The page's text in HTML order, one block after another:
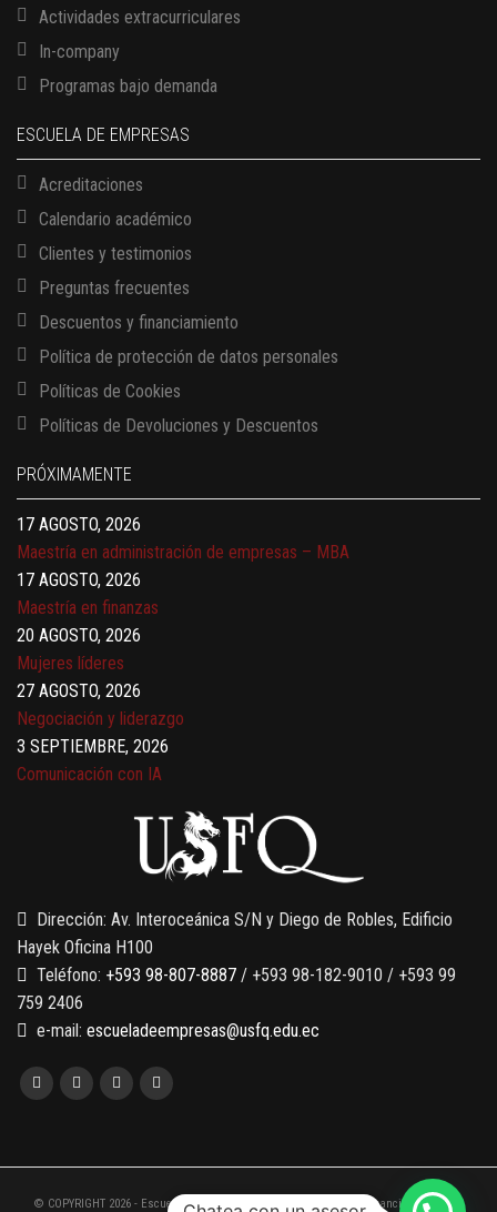
Actividades extracurriculares
In-company
Programas bajo demanda
ESCUELA DE EMPRESAS
Acreditaciones
Calendario académico
Clientes y testimonios
Preguntas frecuentes
Descuentos y financiamiento
Política de protección de datos personales
Políticas de Cookies
Políticas de Devoluciones y Descuentos
PRÓXIMAMENTE
13 AGOSTO, 2026
Finanzas para no financieros
Gerencia de empresas familiares
17 AGOSTO, 2026
Maestría en administración de empresas – MBA
17 AGOSTO, 2026
Maestría en finanzas
20 AGOSTO, 2026
Mujeres líderes
27 AGOSTO, 2026
Negociación y liderazgo
3 SEPTIEMBRE, 2026
Comunicación con IA
7 SEPTIEMBRE, 2026
Finanzas para no financieros
Dirección: Av. Interoceánica S/N y Diego de Robles, Edificio
Hayek Oficina H100
Teléfono: +593 98-807-8887 / +593 98-182-9010 / +593 99
759 2406
e-mail: escueladeempresas@usfq.edu.ec
© COPYRIGHT 2026 - Escuela de Empresas de la Universidad San Francisco de Quito